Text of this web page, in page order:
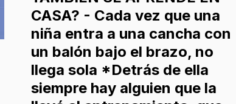
CASA? - Cada vez que una
niña entra a una cancha con
un balón bajo el brazo, no
llega sola *Detrás de ella
siempre hay alguien que la